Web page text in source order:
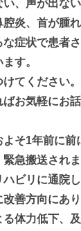
、声が出な
腔炎、首が腫れ
症状で患者
す。
てください
お気軽にお
そ1年前に前
急搬送されま
ビリに通院
善方向にあ
体力低下、